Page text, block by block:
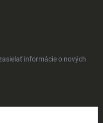
informácie o nových